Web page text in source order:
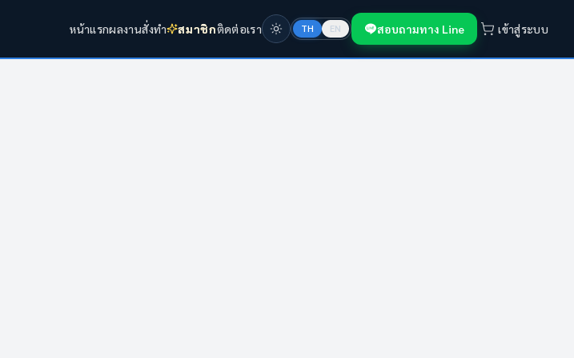
หน้าแรกผลงานสั่งทำ สมาชิกติดต่อเรา TH EN สอบถามทาง Line เข้าสู่ระบบ